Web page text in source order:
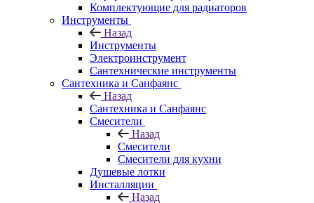
Комплектующие для радиаторов
Инструменты
Назад
Инструменты
Электроинструмент
Сантехнические инструменты
Сантехника и Санфаянс
Назад
Сантехника и Санфаянс
Смесители
Назад
Смесители
Смесители для кухни
Душевые лотки
Инсталляции
Назад